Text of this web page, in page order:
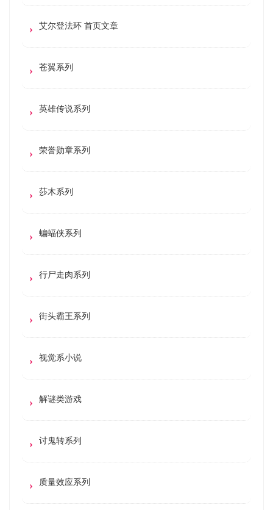
艾尔登法环 首页文章
苍翼系列
英雄传说系列
荣誉勋章系列
莎木系列
蝙蝠侠系列
行尸走肉系列
街头霸王系列
视觉系小说
解谜类游戏
讨鬼转系列
质量效应系列